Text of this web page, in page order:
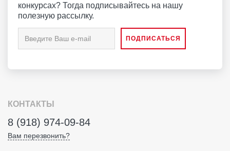
конкурсах? Тогда подписывайтесь на нашу
полезную рассылку.
КОНТАКТЫ
8 (918) 974-09-84
Вам перезвонить?